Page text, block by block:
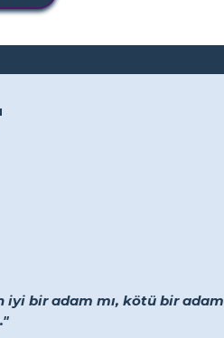
iyi bir adam mı, kötü bir adam